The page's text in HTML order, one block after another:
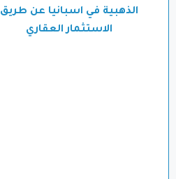
الذهبية في اسبانيا عن طريق
الاستثمار العقاري